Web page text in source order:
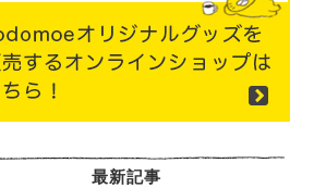
最新記事